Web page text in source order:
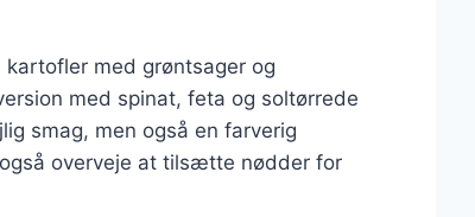
med grøntsager og
med spinat, feta og soltørrede
smag, men også en farverig
overveje at tilsætte nødder for